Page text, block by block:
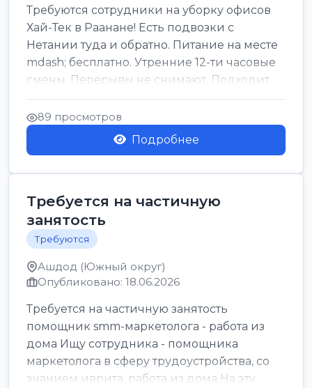
Требуются сотрудники на уборку офисов
Хай-Тек в Раанане! Есть подвозки с
Нетании туда и обратно. Питание на месте
mdash; бесплатно. Утренние 12-ти часовые
смены. Перерывы не снимают. Подходит
для всех...
89 просмотров
Подробнее
Требуется на частичную
занятость
Требуются
Ашдод (Южный округ)
Опубликовано: 18.06.2026
Требуется на частичную занятость
помощник smm-маркетолога - работа из
дома Ищу сотрудника - помощника
маркетолога в сферу трудоустройства, со
знанием иврита, работа из дома На эту